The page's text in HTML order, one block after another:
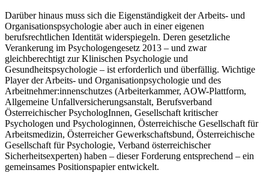
Darüber hinaus muss sich die Eigenständigkeit der Arbeits- und
Organisationspsychologie aber auch in einer eigenen
berufsrechtlichen Identität widerspiegeln. Deren gesetzliche
Verankerung im Psychologengesetz 2013 – und zwar
gleichberechtigt zur Klinischen Psychologie und
Gesundheitspsychologie – ist erforderlich und überfällig. Wichtige
Player der Arbeits- und Organisationpsychologie und des
Arbeitnehmer:innenschutzes (Arbeiterkammer, AOW-Plattform,
Allgemeine Unfallversicherungsanstalt, Berufsverband
Österreichischer PsychologInnen, Gesellschaft kritischer
Psychologen und Psychologinnen, Österreichische Gesellschaft für
Arbeitsmedizin, Österreicher Gewerkschaftsbund, Österreichische
Gesellschaft für Psychologie, Verband österreichischer
Sicherheitsexperten) haben – dieser Forderung entsprechend – ein
gemeinsames Positionspapier entwickelt.